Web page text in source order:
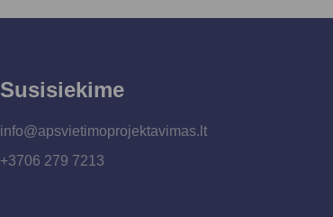
Susisiekime
info@apsvietimoprojektavimas.lt
+3706 279 7213